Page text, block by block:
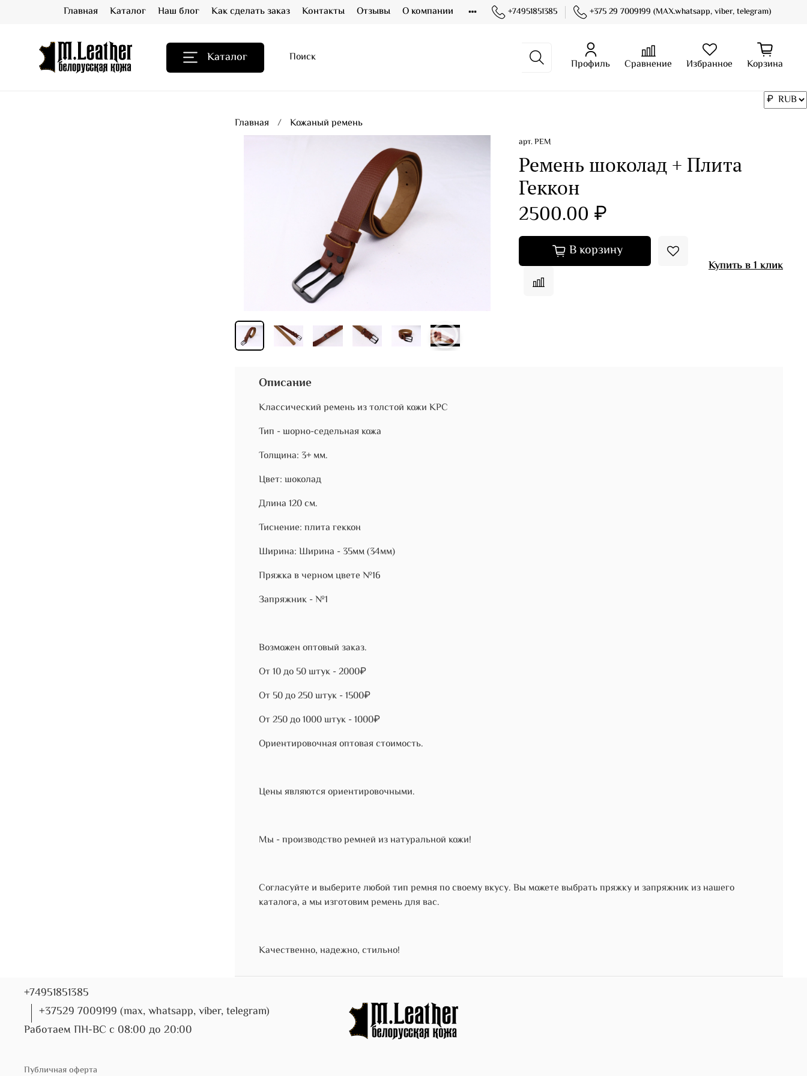
Главная Каталог Наш блог Как сделать заказ Контакты Отзывы О компании +74951851385 +375 29 7009199 (MAX.whatsapp, viber, telegram)
Каталог Профиль Сравнение Избранное Корзина
Главная Кожаный ремень
арт.РЕМ
Ремень шоколад + Плита
Геккон
2500.00 ₽
В корзину
Купить в 1 клик
Описание
Классический ремень из толстой кожи КРС
Тип - шорно-седельная кожа
Толщина: 3+ мм.
Цвет: шоколад
Длина 120 см.
Тиснение: плита геккон
Ширина: Ширина - 35мм (34мм)
Пряжка в черном цвете №16
Запряжник - №1
Возможен оптовый заказ.
От 10 до 50 штук - 2000₽
От 50 до 250 штук - 1500₽
От 250 до 1000 штук - 1000₽
Ориентировочная оптовая стоимость.
Цены являются ориентировочными.
Мы - производство ремней из натуральной кожи!
Согласуйте и выберите любой тип ремня по своему вкусу. Вы можете выбрать пряжку и запряжник из нашего
каталога, а мы изготовим ремень для вас.
Качественно, надежно, стильно!
+74951851385
+37529 7009199 (max, whatsapp, viber, telegram)
Работаем ПН-ВС с 08:00 до 20:00
Публичная оферта